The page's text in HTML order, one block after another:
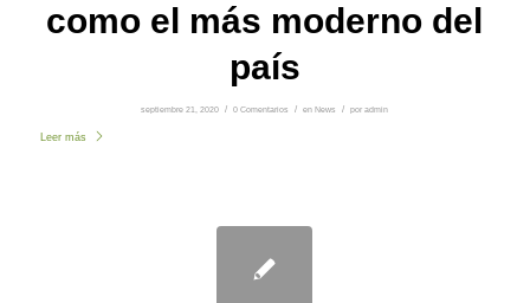
como el más moderno del
país
septiembre 21, 2020 / 0 Comentarios / enNews / poradmin
Leer más